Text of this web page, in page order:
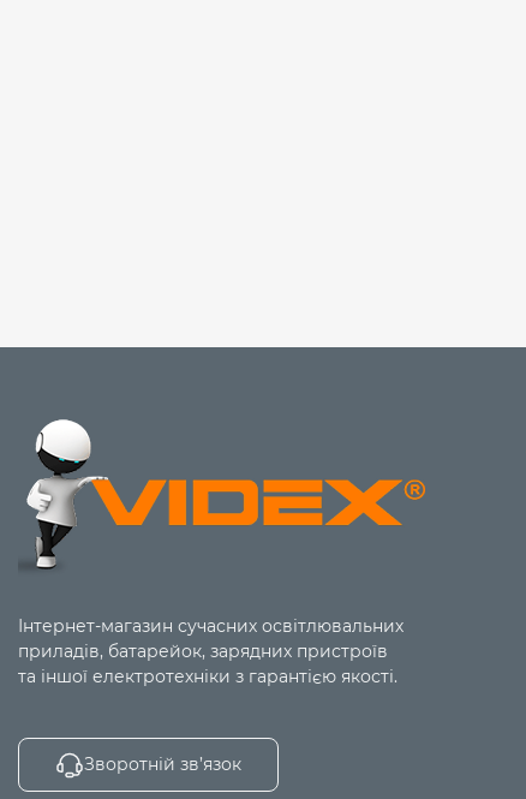
Інтернет-магазин сучасних освітлювальних
приладів, батарейок, зарядних пристроїв
та іншої електротехніки з гарантією якості.
Зворотній зв’язок